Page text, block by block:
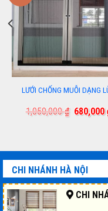
LƯỚI CHỐNG MUỖI DẠNG
1,050,000₫ Giá
gốc
680,000
CHI NHÁNH HÀ NỘI
CHI